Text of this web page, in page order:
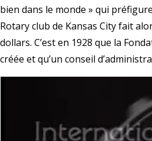
bien dans le monde » qui
Rotary club de Kansas City fait
dollars. C’est en 1928 que la
créée et qu’un conseil